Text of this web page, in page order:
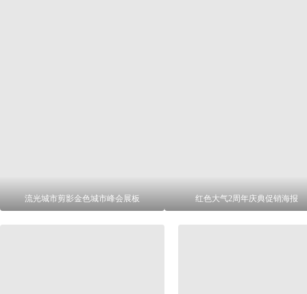
流光城市剪影金色城市峰会展板 红色大气2周年庆典促销海报